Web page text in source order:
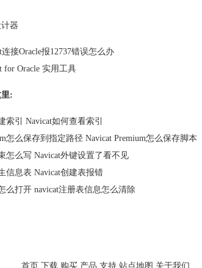
器
连接Oracle报12737错误怎么办
for Oracle 实用工具
:
索引 Navicat如何查看索引
怎么保存到指定路径 Navicat Premium怎么保存脚本
怎么写 Navicat外键设置了看不见
信息表 Navicat创建表报错
么打开 navicat注册表信息怎么清除
首页 下载 购买 产品 支持 站点地图 关于我们